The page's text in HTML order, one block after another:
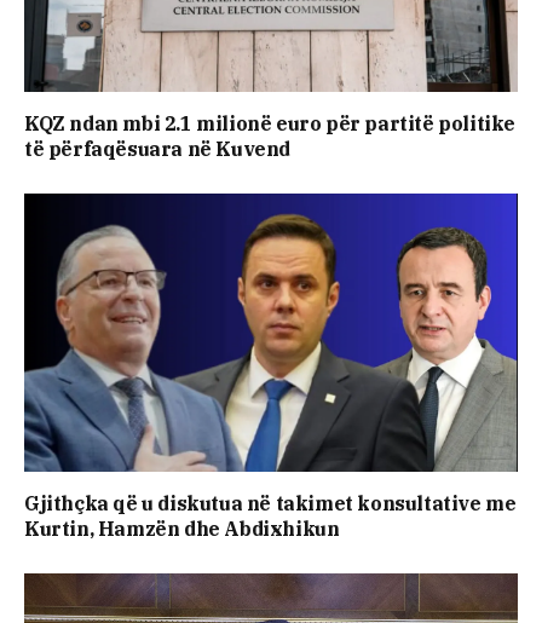
KQZ ndan mbi 2.1 milionë euro për partitë politike
të përfaqësuara në Kuvend
Gjithçka që u diskutua në takimet konsultative me
Kurtin, Hamzën dhe Abdixhikun